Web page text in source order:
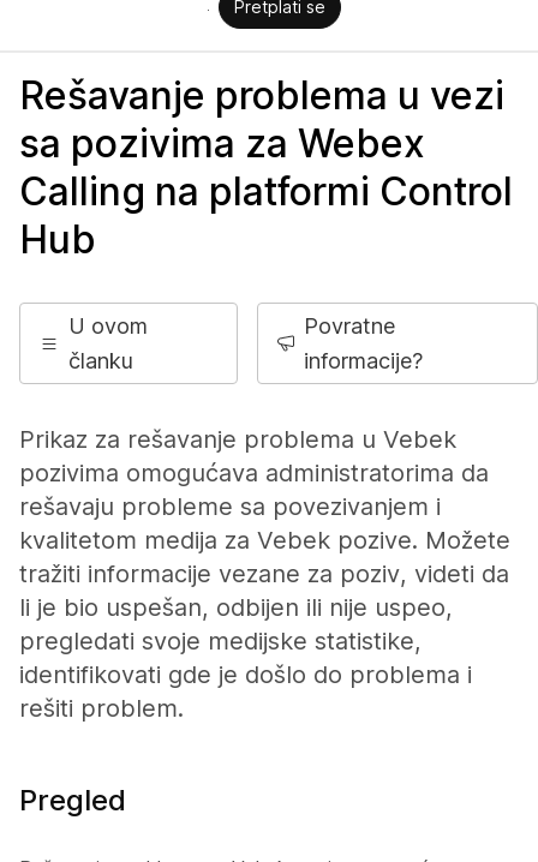
Pretplati se
Rešavanje problema u vezi
sa pozivima za Webex
Calling na platformi Control
Hub
U ovom
članku
Povratne
informacije?
Prikaz za rešavanje problema u Vebek
pozivima omogućava administratorima da
rešavaju probleme sa povezivanjem i
kvalitetom medija za Vebek pozive. Možete
tražiti informacije vezane za poziv, videti da
li je bio uspešan, odbijen ili nije uspeo,
pregledati svoje medijske statistike,
identifikovati gde je došlo do problema i
rešiti problem.
Pregled